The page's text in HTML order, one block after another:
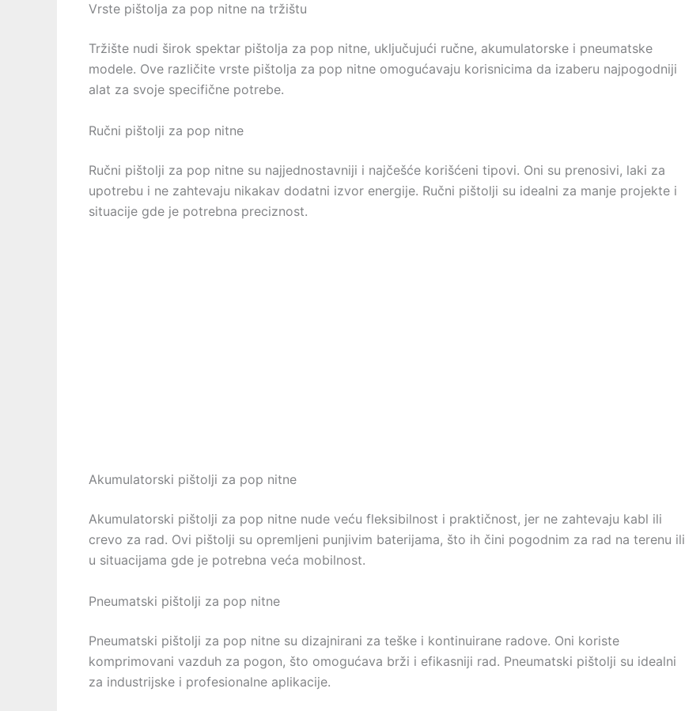
Vrste pištolja za pop nitne na tržištu
Tržište nudi širok spektar pištolja za pop nitne, uključujući ručne, akumulatorske i pneumatske
modele. Ove različite vrste pištolja za pop nitne omogućavaju korisnicima da izaberu najpogodniji
alat za svoje specifične potrebe.
Ručni pištolji za pop nitne
Ručni pištolji za pop nitne su najjednostavniji i najčešće korišćeni tipovi. Oni su prenosivi, laki za
upotrebu i ne zahtevaju nikakav dodatni izvor energije. Ručni pištolji su idealni za manje projekte i
situacije gde je potrebna preciznost.
Akumulatorski pištolji za pop nitne
Akumulatorski pištolji za pop nitne nude veću fleksibilnost i praktičnost, jer ne zahtevaju kabl ili
crevo za rad. Ovi pištolji su opremljeni punjivim baterijama, što ih čini pogodnim za rad na terenu ili
u situacijama gde je potrebna veća mobilnost.
Pneumatski pištolji za pop nitne
Pneumatski pištolji za pop nitne su dizajnirani za teške i kontinuirane radove. Oni koriste
komprimovani vazduh za pogon, što omogućava brži i efikasniji rad. Pneumatski pištolji su idealni
za industrijske i profesionalne aplikacije.